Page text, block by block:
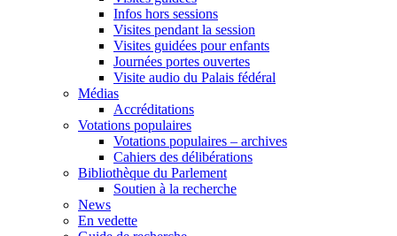
Infos hors sessions
Visites pendant la session
Visites guidées pour enfants
Journées portes ouvertes
Visite audio du Palais fédéral
Médias
Accréditations
Votations populaires
Votations populaires – archives
Cahiers des délibérations
Bibliothèque du Parlement
Soutien à la recherche
News
En vedette